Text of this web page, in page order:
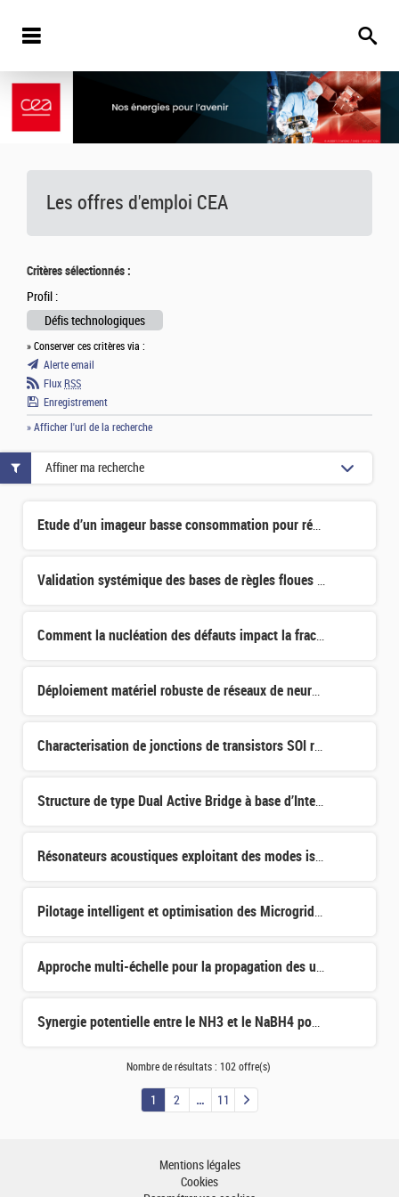
Les offres d'emploi CEA
Critères sélectionnés :
Profil :
Défis technologiques
» Conserver ces critères via :
Alerte email
Flux RSS
Enregistrement
» Afficher l'url de la recherche
Etude d’un imageur basse consommation pour réseau de capteurs à traitement distribué
Validation systémique des bases de règles floues : prise en compte de la disponibilité des données et d
Comment la nucléation des défauts impact la fracture dans le transfert de couches par SmartCut
Déploiement matériel robuste de réseaux de neurones
Characterisation de jonctions de transistors SOI réalisés à bas budget thermique
Structure de type Dual Active Bridge à base d’Interrupteurs Synthétiques SiC pour la stabilisation activ
Résonateurs acoustiques exploitant des modes isolés topologiquement
Pilotage intelligent et optimisation des Microgrids DC par Jumeau Numérique en Simulation Temps Réel
Approche multi-échelle pour la propagation des ultrasons en milieux multi-diffusifs inhomogènes
Synergie potentielle entre le NH3 et le NaBH4 pour une meilleure densité en H2 et une sécurité accrue
Affiner ma recherche
Nombre de résultats : 102 offre(s)
1 2 11
Mentions légales
Cookies